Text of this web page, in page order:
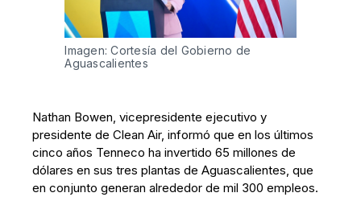
Imagen: Cortesía del Gobierno de
Aguascalientes
Nathan Bowen, vicepresidente ejecutivo y
presidente de Clean Air, informó que en los últimos
cinco años Tenneco ha invertido 65 millones de
dólares en sus tres plantas de Aguascalientes, que
en conjunto generan alrededor de mil 300 empleos.